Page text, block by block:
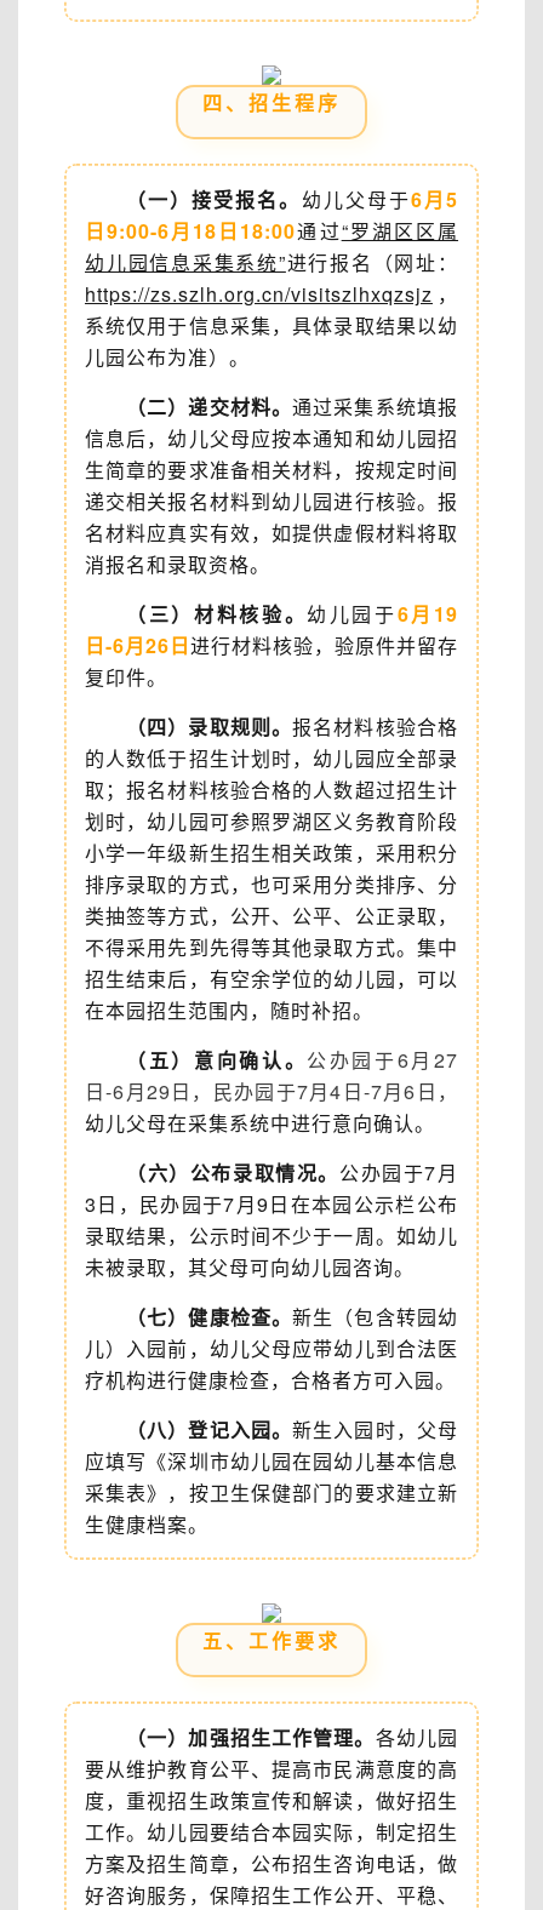
四、招生程序
（一）接受报名。 幼儿父母于6月5
日9:00-6月18日18:00通过“罗湖区区属
幼儿园信息采集系统”进行报名（网址：
https://zs.szlh.org.cn/visitszlhxqzsjz ，
系统仅用于信息采集，具体录取结果以幼
儿园公布为准）。
（二）递交材料。通过采集系统填报
信息后，幼儿父母应按本通知和幼儿园招
生简章的要求准备相关材料，按规定时间
递交相关报名材料到幼儿园进行核验。报
名材料应真实有效，如提供虚假材料将取
消报名和录取资格。
（三）材料核验。 幼儿园于6月19
日-6月26日进行材料核验，验原件并留存
复印件。
（四）录取规则。报名材料核验合格
的人数低于招生计划时，幼儿园应全部录
取；报名材料核验合格的人数超过招生计
划时，幼儿园可参照罗湖区义务教育阶段
小学一年级新生招生相关政策，采用积分
排序录取的方式，也可采用分类排序、分
类抽签等方式，公开、公平、公正录取，
不得采用先到先得等其他录取方式。集中
招生结束后，有空余学位的幼儿园，可以
在本园招生范围内，随时补招。
（五）意向确认。 公办园于6月27
日-6月29日，民办园于7月4日-7月6日，
幼儿父母在采集系统中进行意向确认。
（六）公布录取情况。 公办园于7月
3日，民办园于7月9日在本园公示栏公布
录取结果，公示时间不少于一周。如幼儿
未被录取，其父母可向幼儿园咨询。
（七）健康检查。新生（包含转园幼
儿）入园前，幼儿父母应带幼儿到合法医
疗机构进行健康检查，合格者方可入园。
（八）登记入园。新生入园时，父母
应填写《深圳市幼儿园在园幼儿基本信息
采集表》，按卫生保健部门的要求建立新
生健康档案。
五、工作要求
（一）加强招生工作管理。 各幼儿园
要从维护教育公平、提高市民满意度的高
度，重视招生政策宣传和解读，做好招生
工作。幼儿园要结合本园实际，制定招生
方案及招生简章，公布招生咨询电话，做
好咨询服务，保障招生工作公开、平稳、